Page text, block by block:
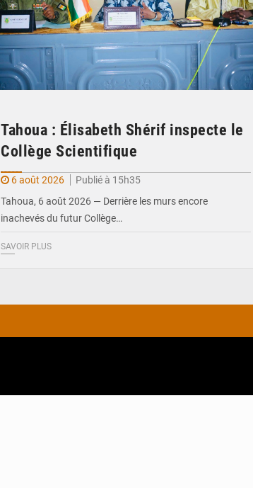
Tahoua : Élisabeth Shérif inspecte le
Collège Scientifique
6 août 2026
Publié à 15h35
Tahoua, 6 août 2026 — Derrière les murs encore
inachevés du futur Collège…
SAVOIR PLUS